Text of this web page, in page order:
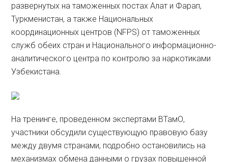
развернутых на таможенных постах Алат и Фарап,
Туркменистан, а также Национальных
координационных центров (NFPS) от таможенных
служб обеих стран и Национального информационно-
аналитического центра по контролю за наркотиками
Узбекистана.
На тренинге, проведенном экспертами ВТамО,
участники обсудили существующую правовую базу
между двумя странами, подробно остановились на
механизмах обмена данными о грузах повышенной